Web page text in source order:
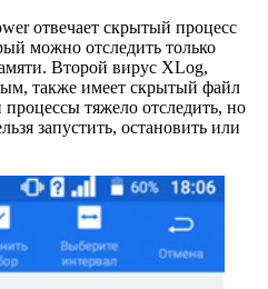
отвечает скрытый процесс
можно отследить только
Второй вирус XLog,
также имеет скрытый файл
тяжело отследить, но
запустить, остановить или